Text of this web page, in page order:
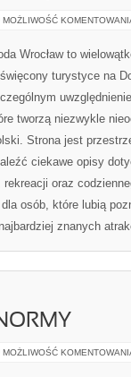
MOŻLIWOŚĆ
Wrocław to
turystyce na
tworzą niezwykle
Strona jest
ciekawe opisy
oraz
osób, które lubią
znanych
MOŻLIWOŚĆ